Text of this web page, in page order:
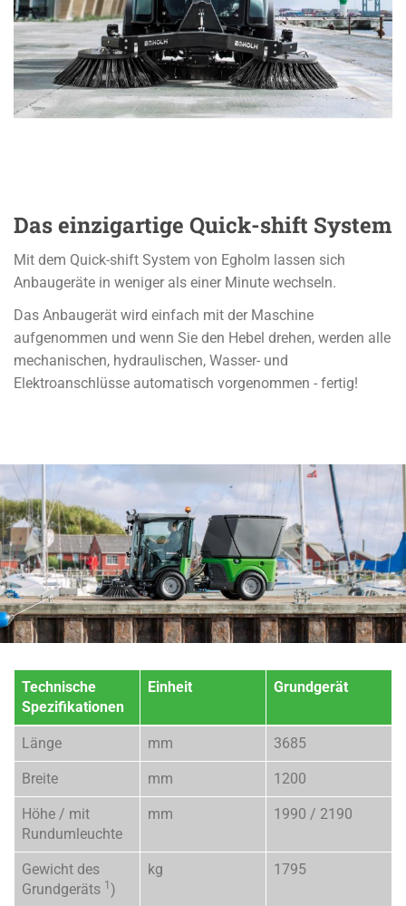
Das einzigartige Quick-shift System
Mit dem Quick-shift System von Egholm lassen sich
Anbaugeräte in weniger als einer Minute wechseln.
Das Anbaugerät wird einfach mit der Maschine
aufgenommen und wenn Sie den Hebel drehen, werden alle
mechanischen, hydraulischen, Wasser- und
Elektroanschlüsse automatisch vorgenommen - fertig!
Technische
Spezifikationen
Einheit Grundgerät
Länge mm 3685
Breite mm 1200
Höhe / mit
Rundumleuchte
mm 1990 / 2190
Gewicht des
Grundgeräts 1 )
kg 1795